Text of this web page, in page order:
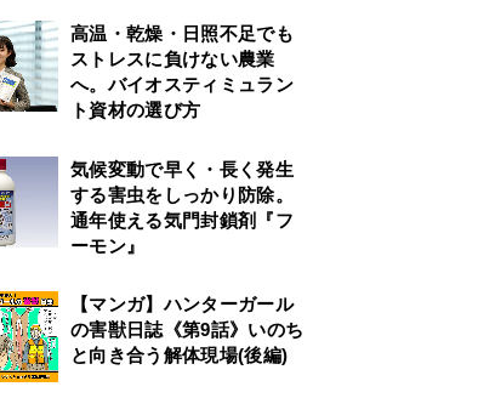
高温・乾燥・日照不足でも
ストレスに負けない農業
へ。バイオスティミュラン
ト資材の選び方
気候変動で早く・長く発生
する害虫をしっかり防除。
通年使える気門封鎖剤『フ
ーモン』
【マンガ】ハンターガール
の害獣日誌《第9話》いのち
と向き合う解体現場(後編)